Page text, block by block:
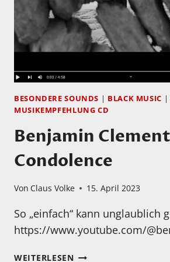
BESONDERE SOUNDS | BLACK MUSIC |
MUSIKEMPFEHLUNG CD
Benjamin
Condolence
Von Claus Volke 15. April 2023
So „einfach“ kann unglaublich
https://www.youtube.com/
WEITERLESENBENJAMIN